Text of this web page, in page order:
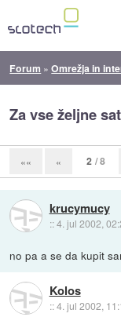
Forum »Omrežja in
Za vse željne
«« « 2 / 8
krucymucy
::4. jul 2002,
no pa a se da kupit
Kolos
::4. jul 2002,